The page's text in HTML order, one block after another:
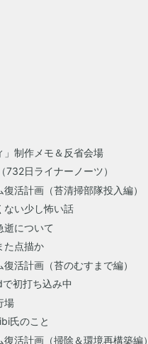
」制作メモ＆反省会場
日ライナーノーツ）
活計画（苔清掃部隊投入編）
ない少し怖い話
逝について
た点描か
活計画（苔のむすまで編）
初打ち込み中
場
氏のこと
活計画（掃除＆環境再構築編）